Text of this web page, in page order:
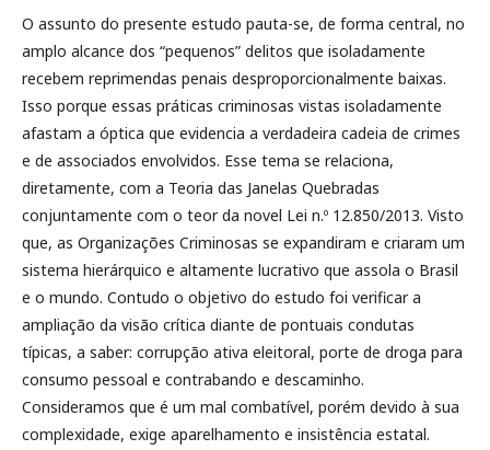
O assunto do presente estudo pauta-se, de forma central, no
amplo alcance dos “pequenos” delitos que isoladamente
recebem reprimendas penais desproporcionalmente baixas.
Isso porque essas práticas criminosas vistas isoladamente
afastam a óptica que evidencia a verdadeira cadeia de crimes
e de associados envolvidos. Esse tema se relaciona,
diretamente, com a Teoria das Janelas Quebradas
conjuntamente com o teor da novel Lei n.º 12.850/2013. Visto
que, as Organizações Criminosas se expandiram e criaram um
sistema hierárquico e altamente lucrativo que assola o Brasil
e o mundo. Contudo o objetivo do estudo foi verificar a
ampliação da visão crítica diante de pontuais condutas
típicas, a saber: corrupção ativa eleitoral, porte de droga para
consumo pessoal e contrabando e descaminho.
Consideramos que é um mal combatível, porém devido à sua
complexidade, exige aparelhamento e insistência estatal.